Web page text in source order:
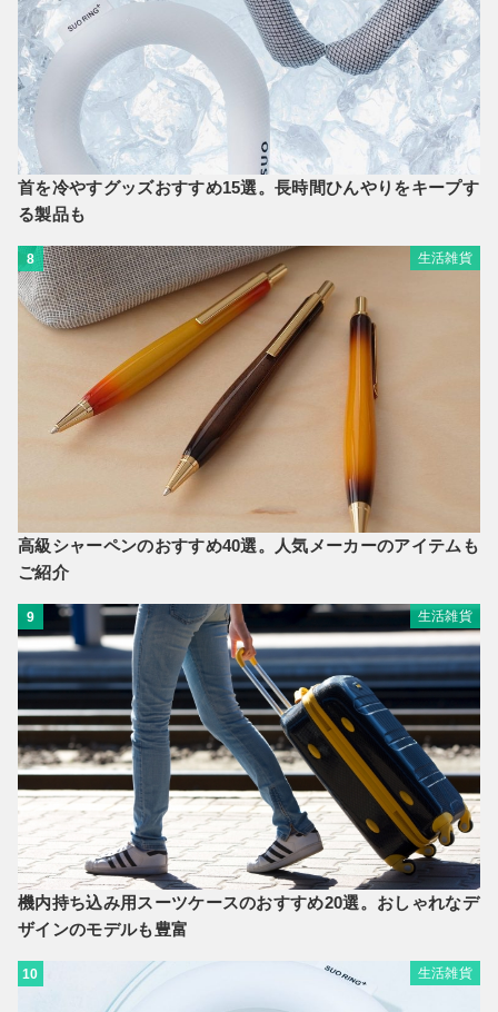
首を冷やすグッズおすすめ15選。長時間ひんやりをキープす
る製品も
8 生活雑貨
高級シャーペンのおすすめ40選。人気メーカーのアイテムも
ご紹介
9 生活雑貨
機内持ち込み用スーツケースのおすすめ20選。おしゃれなデ
ザインのモデルも豊富
10 生活雑貨